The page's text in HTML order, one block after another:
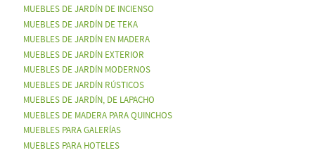
MUEBLES DE JARDÍN DE INCIENSO
MUEBLES DE JARDÍN DE TEKA
MUEBLES DE JARDÍN EN MADERA
MUEBLES DE JARDÍN EXTERIOR
MUEBLES DE JARDÍN MODERNOS
MUEBLES DE JARDÍN RÚSTICOS
MUEBLES DE JARDÍN, DE LAPACHO
MUEBLES DE MADERA PARA QUINCHOS
MUEBLES PARA GALERÍAS
MUEBLES PARA HOTELES